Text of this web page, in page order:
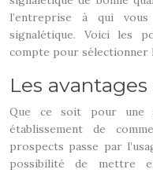
l’entreprise à qui
signalétique. Voici les
compte pour sélectionner
Les
Que ce soit pour une
établissement de
prospects passe par
possibilité de mettre